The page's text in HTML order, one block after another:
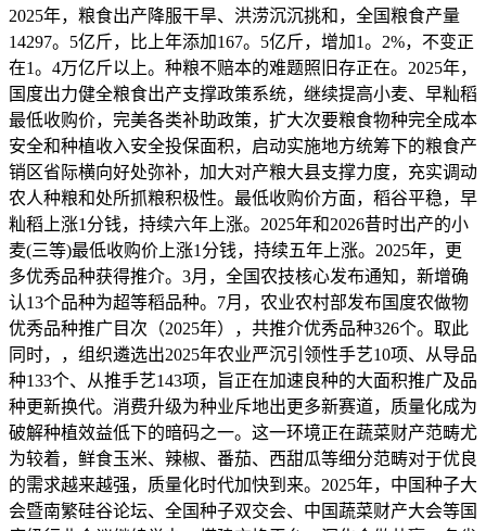
2025年，粮食出产降服干旱、洪涝沉沉挑和，全国粮食产量
14297。5亿斤，比上年添加167。5亿斤，增加1。2%，不变正
在1。4万亿斤以上。种粮不赔本的难题照旧存正在。2025年，
国度出力健全粮食出产支撑政策系统，继续提高小麦、早籼稻
最低收购价，完美各类补助政策，扩大次要粮食物种完全成本
安全和种植收入安全投保面积，启动实施地方统筹下的粮食产
销区省际横向好处弥补，加大对产粮大县支撑力度，充实调动
农人种粮和处所抓粮积极性。最低收购价方面，稻谷平稳，早
籼稻上涨1分钱，持续六年上涨。2025年和2026昔时出产的小
麦(三等)最低收购价上涨1分钱，持续五年上涨。2025年，更
多优秀品种获得推介。3月，全国农技核心发布通知，新增确
认13个品种为超等稻品种。7月，农业农村部发布国度农做物
优秀品种推广目次（2025年），共推介优秀品种326个。取此
同时，，组织遴选出2025年农业严沉引领性手艺10项、从导品
种133个、从推手艺143项，旨正在加速良种的大面积推广及品
种更新换代。消费升级为种业斥地出更多新赛道，质量化成为
破解种植效益低下的暗码之一。这一环境正在蔬菜财产范畴尤
为较着，鲜食玉米、辣椒、番茄、西甜瓜等细分范畴对于优良
的需求越来越强，质量化时代加快到来。2025年，中国种子大
会暨南繁硅谷论坛、全国种子双交会、中国蔬菜财产大会等国